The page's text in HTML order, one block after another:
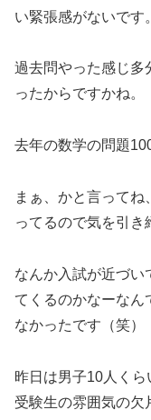
い緊張感がないです。
過去問やった感じ多
ったからですかね。
去年の数学の問題
まぁ、かと言って
ってるので気を引き
なんか入試が近づい
てくるのかなーなん
なかったです（笑）
昨日は男子10人くら
受験生の雰囲気の欠